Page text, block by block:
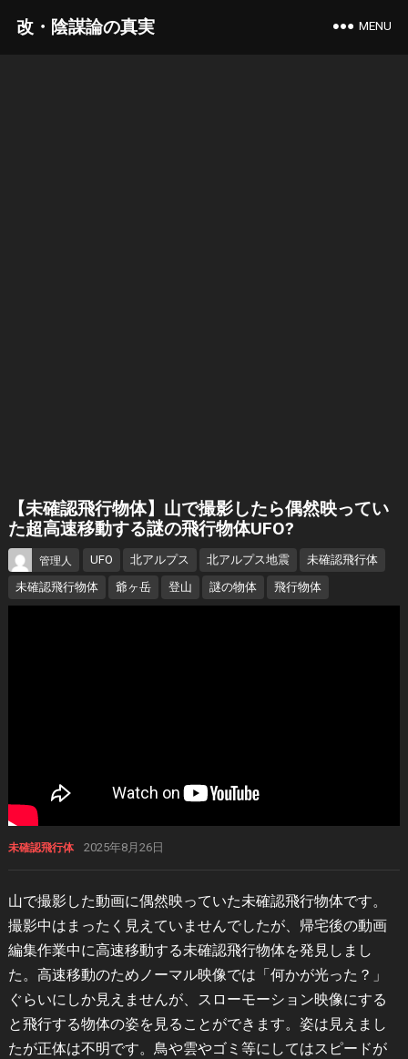
改・陰謀論の真実 MENU
【未確認飛行物体】山で撮影したら偶然映ってい
た超高速移動する謎の飛行物体UFO?
管理人 UFO 北アルプス 北アルプス地震
未確認飛行体
未確認飛行物体
爺ヶ岳 登山 謎の物体 飛行物体
未確認飛行体 2025年8月26日
山で撮影した動画に偶然映っていた未確認飛行物体です。
撮影中はまったく見えていませんでしたが、帰宅後の動画
編集作業中に高速移動する未確認飛行物体を発見しまし
た。高速移動のためノーマル映像では「何かが光った？」
ぐらいにしか見えませんが、スローモーション映像にする
と飛行する物体の姿を見ることができます。姿は見えまし
たが正体は不明です。鳥や雲やゴミ等にしてはスピードが